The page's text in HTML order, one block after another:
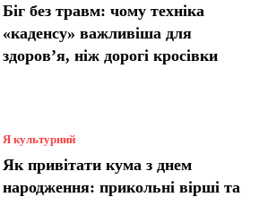
Біг без травм: чому техніка
«каденсу» важливіша для
здоров’я, ніж дорогі кросівки
Я культурний
Як привітати кума з днем
народження: прикольні вірші та